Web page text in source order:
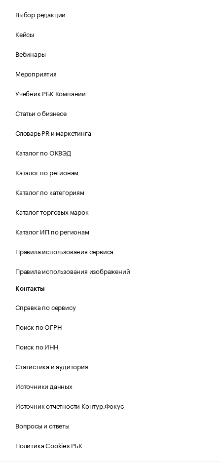
Выбор редакции
Кейсы
Вебинары
Мероприятия
Учебник РБК Компании
Статьи о бизнесе
Словарь PR и маркетинга
Каталог по ОКВЭД
Каталог по регионам
Каталог по категориям
Каталог торговых марок
Каталог ИП по регионам
Правила использования сервиса
Правила использования изображений
Контакты
Справка по сервису
Поиск по ОГРН
Поиск по ИНН
Статистика и аудитория
Источники данных
Источник отчетности Контур.Фокус
Вопросы и ответы
Политика Cookies РБК